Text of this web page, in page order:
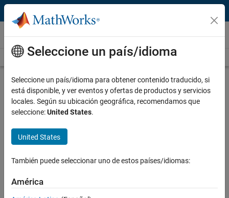
Saltar al contenido
Vídeos
Videos Home Search
Play
Description
Algorithm Using Simulink Design
Seleccione un país/idioma
Seleccione un país/idioma para obtener contenido traducido, si
está disponible, y ver eventos y ofertas de productos y servicios
locales. Según su ubicación geográfica, recomendamos que
seleccione:United States.
United States
También puede seleccionar uno de estos países/idiomas:
América